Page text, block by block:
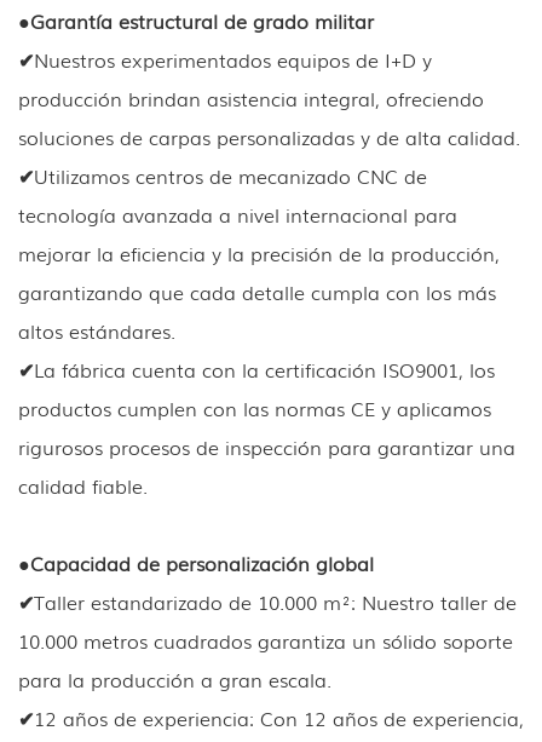
●Garantía estructural de grado militar
✔Nuestros experimentados equipos de I+D y
producción brindan asistencia integral, ofreciendo
soluciones de carpas personalizadas y de alta calidad.
✔Utilizamos centros de mecanizado CNC de
tecnología avanzada a nivel internacional para
mejorar la eficiencia y la precisión de la producción,
garantizando que cada detalle cumpla con los más
altos estándares.
✔La fábrica cuenta con la certificación ISO9001, los
productos cumplen con las normas CE y aplicamos
rigurosos procesos de inspección para garantizar una
calidad fiable.
●Capacidad de personalización global
✔Taller estandarizado de 10.000 m²: Nuestro taller de
10.000 metros cuadrados garantiza un sólido soporte
para la producción a gran escala.
✔12 años de experiencia: Con 12 años de experiencia,